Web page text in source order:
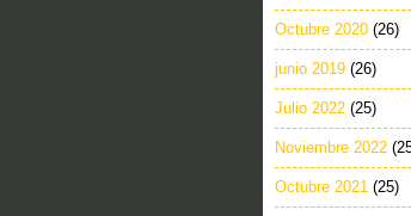
Octubre 2020 (26)
junio 2019 (26)
Julio 2022 (25)
Noviembre 2022
Octubre 2021 (25)